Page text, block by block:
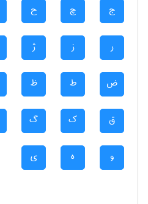
ج چ ح
ر ز ژ
ض ط ظ
ق ک گ
و ه ی